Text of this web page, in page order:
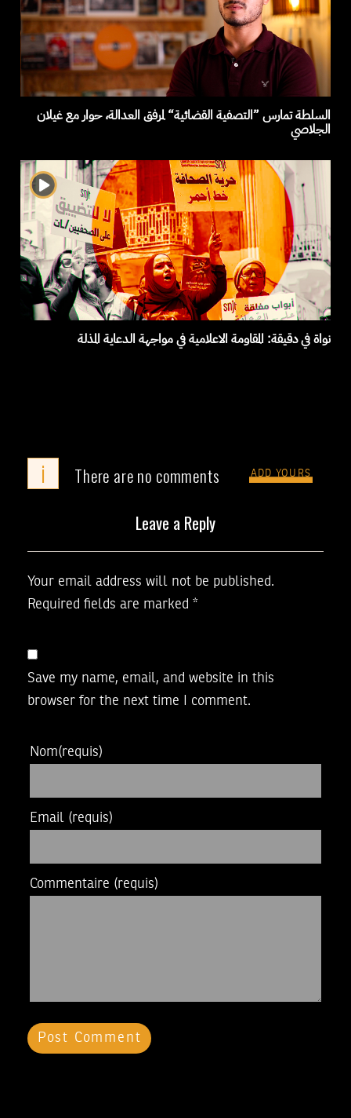
السلطة تمارس ”التصفية القضائية“ لمرفق العدالة، حوار مع غيلان
الجلاصي
نواة في دقيقة: المقاومة الاعلامية في مواجهة الدعاية المذلة
i There are no comments ADD YOURS
Leave a Reply
Your email address will not be published.
Required fields are marked *
Save my name, email, and website in this
browser for the next time I comment.
Nom(requis)
Email (requis)
Commentaire (requis)